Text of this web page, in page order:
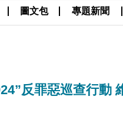
圖文包 專題新聞
反罪惡巡查行動